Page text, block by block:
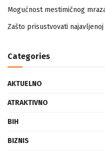
Mogućnost mestimičnog
Zašto prisustvovati
Categories
AKTUELNO
ATRAKTIVNO
BIH
BIZNIS